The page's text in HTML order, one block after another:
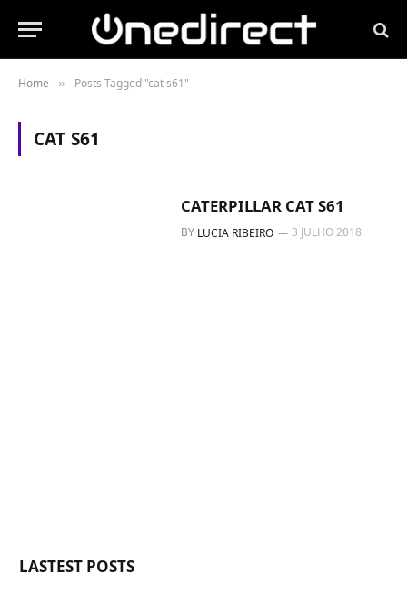
Home » Posts Tagged "cat s61"
CAT S61
CATERPILLAR CAT S61
BY LUCIA RIBEIRO 3 JULHO 2018
LASTEST POSTS